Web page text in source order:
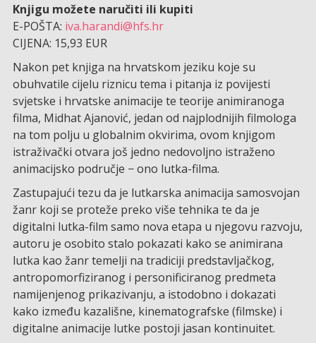
Knjigu možete naručiti ili kupiti
E-POŠTA: iva.harandi@hfs.hr
CIJENA: 15,93 EUR
Nakon pet knjiga na hrvatskom jeziku koje su
obuhvatile cijelu riznicu tema i pitanja iz povijesti
svjetske i hrvatske animacije te teorije animiranoga
filma, Midhat Ajanović, jedan od najplodnijih filmologa
na tom polju u globalnim okvirima, ovom knjigom
istraživački otvara još jedno nedovoljno istraženo
animacijsko područje − ono lutka-filma.
Zastupajući tezu da je lutkarska animacija samosvojan
žanr koji se proteže preko više tehnika te da je
digitalni lutka-film samo nova etapa u njegovu razvoju,
autoru je osobito stalo pokazati kako se animirana
lutka kao žanr temelji na tradiciji predstavljačkog,
antropomorfiziranog i personificiranog predmeta
namijenjenog prikazivanju, a istodobno i dokazati
kako između kazališne, kinematografske (filmske) i
digitalne animacije lutke postoji jasan kontinuitet.